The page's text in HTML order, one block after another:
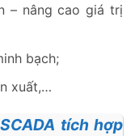
– nâng cao giá trị
bạch;
xuất,…
tích hợp